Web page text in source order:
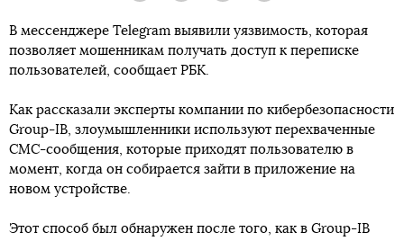
В мессенджере Telegram выявили уязвимость, которая
позволяет мошенникам получать доступ к переписке
пользователей, сообщает РБК.
Как рассказали эксперты компании по кибербезопасности
Group-IB, злоумышленники используют перехваченные
СМС-сообщения, которые приходят пользователю в
момент, когда он собирается зайти в приложение на
новом устройстве.
Этот способ был обнаружен после того, как в Group-IB